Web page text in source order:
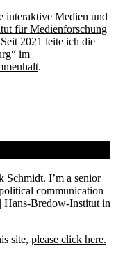
interaktive Medien und
für Medienforschung
2021 leite ich die
im
.
Schmidt. I’m a senior
communication
Hans-Bredow-Institut in
site, please click here.